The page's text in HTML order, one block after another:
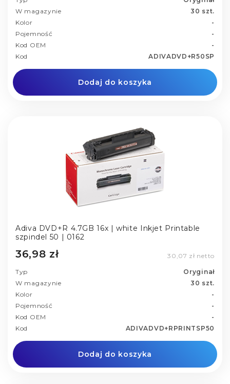
W magazynie
30 szt.
Kolor
-
Pojemność
-
Kod OEM
-
Kod
ADIVADVD+R50SP
Dodaj do koszyka
Adiva DVD+R 4.7GB 16x | white Inkjet Printable
szpindel 50 | 0162
36,98 zł 30,07 zł netto
Typ
Oryginał
W magazynie
30 szt.
Kolor
-
Pojemność
-
Kod OEM
-
Kod
ADIVADVD+RPRINTSP50
Dodaj do koszyka